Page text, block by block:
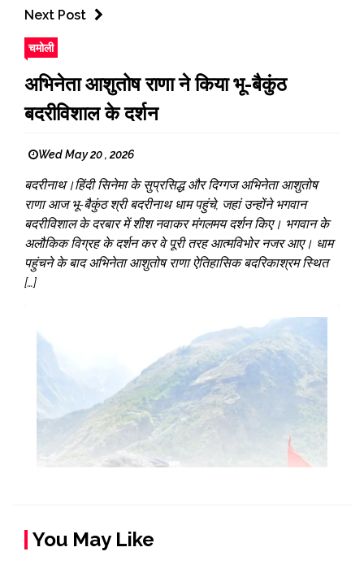
Next Post
चमोली
अभिनेता आशुतोष राणा ने किया भू-बैकुंठ
बदरीविशाल के दर्शन
Wed May 20 , 2026
बदरीनाथ।हिंदी सिनेमा के सुप्रसिद्ध और दिग्गज अभिनेता आशुतोष
राणा आज भू-बैकुंठ श्री बदरीनाथ धाम पहुंचे, जहां उन्होंने भगवान
बदरीविशाल के दरबार में शीश नवाकर मंगलमय दर्शन किए। भगवान के
अलौकिक विग्रह के दर्शन कर वे पूरी तरह आत्मविभोर नजर आए। धाम
पहुंचने के बाद अभिनेता आशुतोष राणा ऐतिहासिक बदरिकाश्रम स्थित
[…]
You May Like